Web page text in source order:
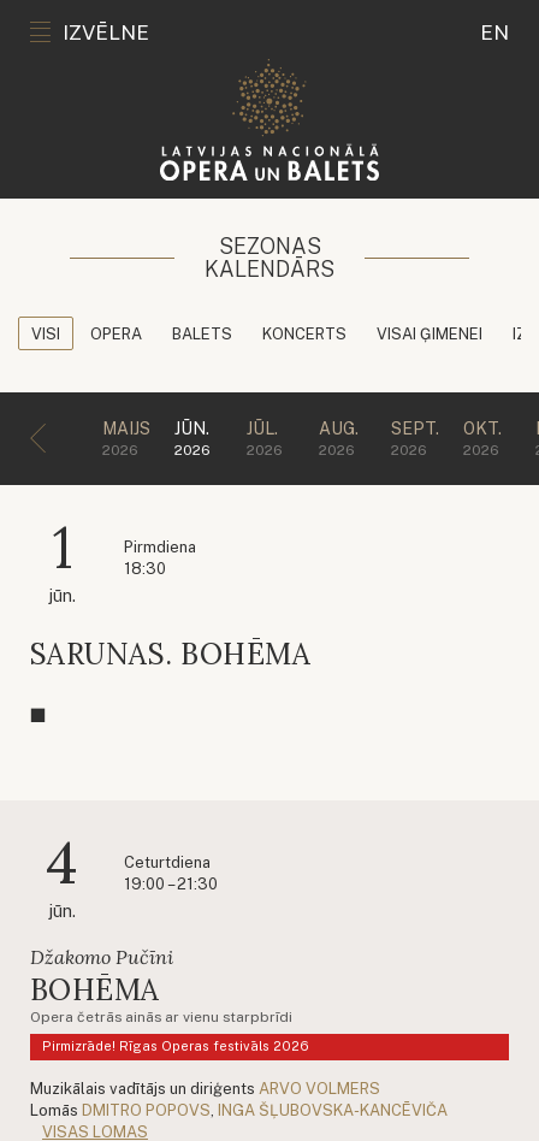
IZVĒLNE EN
SEZONAS
KALENDĀRS
VISI OPERA BALETS KONCERTS VISAI ĢIMENEI
MAIJS
2026
JŪN.
2026
JŪL.
2026
AUG.
2026
SEPT.
2026
OKT.
2026
1
jūn.
Pirmdiena
18:30
SARUNAS. BOHĒMA
4
jūn.
Ceturtdiena
19:00 – 21:30
Džakomo Pučīni
BOHĒMA
Opera četrās ainās ar vienu starpbrīdi
Pirmizrāde! Rīgas Operas festivāls 2026
Muzikālais vadītājs un diriģents ARVO VOLMERS
Lomās DMITRO POPOVS INGA ŠĻUBOVSKA-KANCĒVIČA
VISAS LOMAS